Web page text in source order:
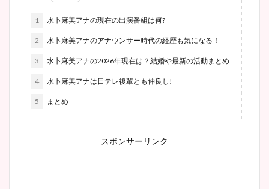
1 水卜麻美アナの現在の出演番組は何?
2 水卜麻美アナのアナウンサー時代の経歴も気になる！
3 水卜麻美アナの2026年現在は？結婚や最新の活動まとめ
4 水卜麻美アナは日テレ後輩とも仲良し!
5 まとめ
スポンサーリンク